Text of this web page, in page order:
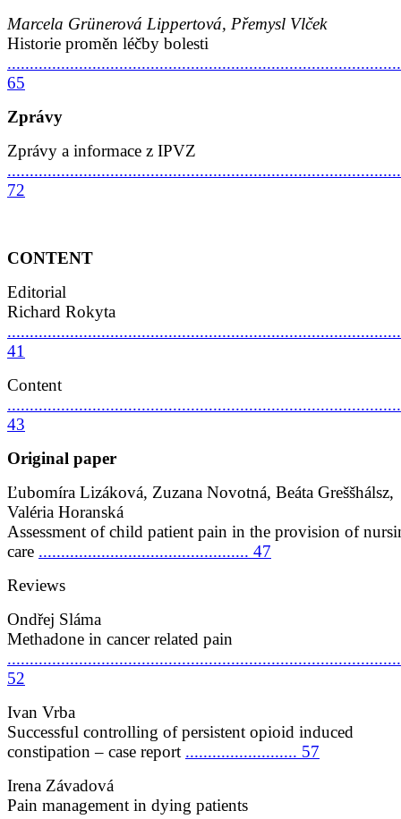
Marcela Grünerová Lippertová, Přemysl Vlček
Historie proměn léčby bolesti
65
Zprávy
Zprávy a informace z IPVZ
72
CONTENT
Editorial
Richard Rokyta
41
Content
43
Original paper
Ľubomíra Lizáková, Zuzana Novotná, Beáta Greššhálsz,
Valéria Horanská
Assessment of child patient pain in the provision of
care ............................................... 47
Reviews
Ondřej Sláma
Methadone in cancer related pain
52
Ivan Vrba
Successful controlling of persistent opioid induced
constipation – case report ......................... 57
Irena Závadová
Pain management in dying patients